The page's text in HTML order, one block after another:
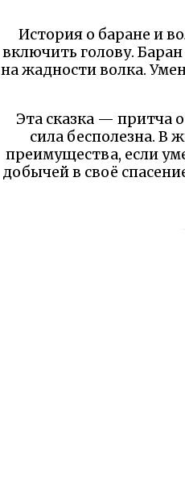
История о баране и
включить голову.
на жадности волка.
Эта сказка — притча
сила бесполезна. В
преимущества, если
добычей в своё